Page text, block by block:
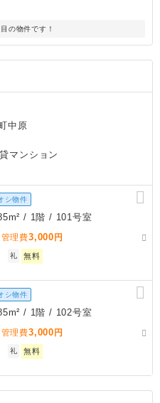
の物件です！
中原
マンション
シ物件
/ 1階 / 101号室
管理費3,000 円
礼 無料
シ物件
/ 1階 / 102号室
管理費3,000 円
礼 無料